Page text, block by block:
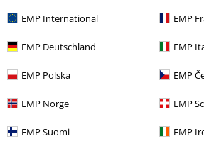
EMP International EMP
EMP Deutschland EMP
EMP Polska EMP
EMP Norge EMP
EMP Suomi EMP
Kommentar jetzt abschicken!
Sebastian H.
6 Bewertungen
Geschrieben am:
Ich höre schon seit es Böhse Onkelz gibt ihre